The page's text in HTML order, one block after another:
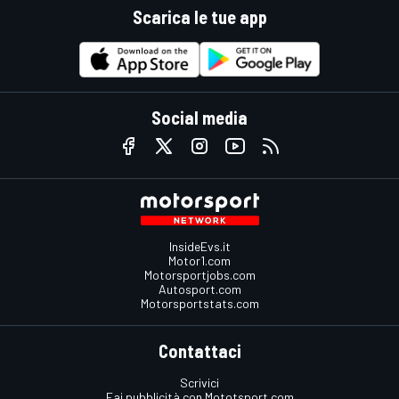
Scarica le tue app
Social media
InsideEvs.it
Motor1.com
Motorsportjobs.com
Autosport.com
Motorsportstats.com
Contattaci
Scrivici